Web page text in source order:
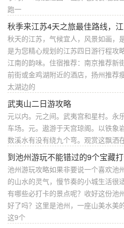
跑一
秋季来江苏4天之旅最佳路线，
秋天的江苏，气候宜人，风景如画，
是为您精心规划的江苏四日游行程攻
江南的韵味。住宿推荐：南京推荐新
前街或金鸡湖附近的酒店，扬州推荐
太湖边的
武夷山二日游攻略
元以内。元之间。武夷宫和星村。永
车场。元。遨游于天宫琼阁。以铁象
数溪水有没有绕九个弯。观赏这飘洒
到池州游玩不能错过的9个宝藏
池州游玩攻略如果非要说一个喜欢池
的山水的灵气，慢节奏的小城生活很
有哪些必打卡的景点呢？收好这份池
好了吗？这里是池州，一座山美水美
这9个